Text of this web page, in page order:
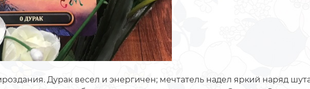
Дурак весел и энергичен; мечтатель надел яркий наряд